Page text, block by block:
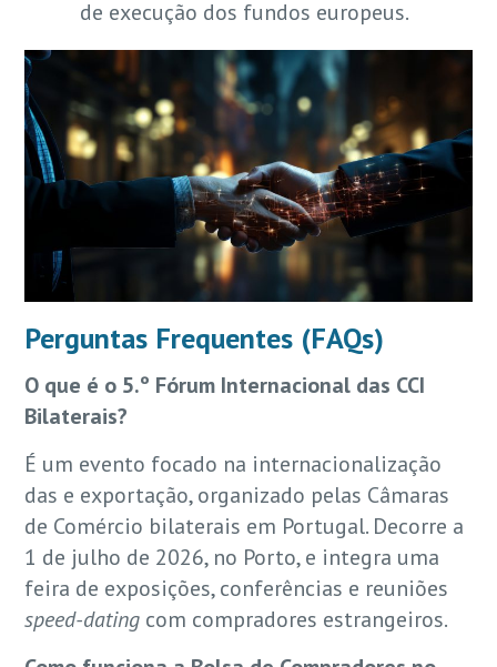
de execução dos fundos europeus.
Perguntas Frequentes (FAQs)
O que é o 5.º Fórum Internacional das CCI
Bilaterais?
É um evento focado na internacionalização
das e exportação, organizado pelas Câmaras
de Comércio bilaterais em Portugal. Decorre a
1 de julho de 2026, no Porto, e integra uma
feira de exposições, conferências e reuniões
speed-dating com compradores estrangeiros.